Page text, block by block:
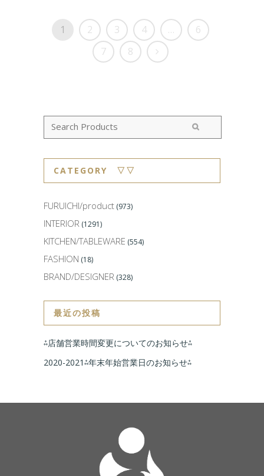
1 2 3 4 …
6
7
8
CATEGORY ▽▽
FURUICHI/product (973)
INTERIOR (1291)
KITCHEN/TABLEWARE (554)
FASHION (18)
BRAND/DESIGNER (328)
最近の投稿
⁂店舗営業時間変更についてのお知らせ⁂
2020-2021⁂年末年始営業日のお知らせ⁂